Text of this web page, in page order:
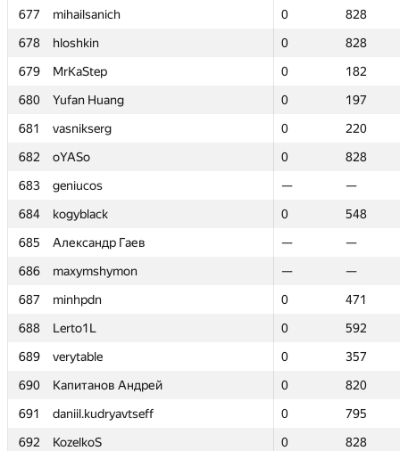
677
mihailsanich 0
828
678
hloshkin 0
828
679
MrKaStep 0
182
680
Yufan Huang 0
197
681
vasnikserg 0
220
682
oYASo 0
828
683
geniucos —
—
684
kogyblack 0
548
685
Александр Гаев —
—
686
maxymshymon —
—
687
minhpdn 0
471
688
Lerto1L 0
592
689
verytable 0
357
690
Капитанов Андрей 0
820
691
daniil.kudryavtseff 0
795
692
KozelkoS 0
828
677
mihailsanich 0
828
678
hloshkin 0
828
679
MrKaStep 0
182
680
Yufan Huang 0
197
681
vasnikserg 0
220
682
oYASo 0
828
683
geniucos —
—
684
kogyblack 0
548
685
Александр Гаев —
—
686
maxymshymon —
—
687
minhpdn 0
471
688
Lerto1L 0
592
689
verytable 0
357
690
Капитанов Андрей 0
820
691
daniil.kudryavtseff 0
795
692
KozelkoS 0
828